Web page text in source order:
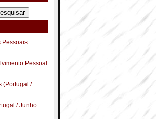
Pessoais
Pessoal
(Portugal /
/ Junho